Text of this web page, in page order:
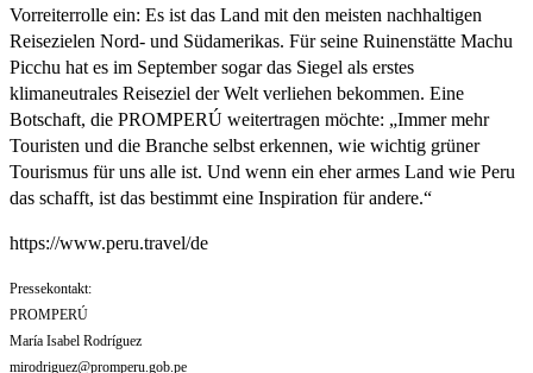
Vorreiterrolle ein: Es ist das Land mit den meisten nachhaltigen
Reisezielen Nord- und Südamerikas. Für seine Ruinenstätte Machu
Picchu hat es im September sogar das Siegel als erstes
klimaneutrales Reiseziel der Welt verliehen bekommen. Eine
Botschaft, die PROMPERÚ weitertragen möchte: „Immer mehr
Touristen und die Branche selbst erkennen, wie wichtig grüner
Tourismus für uns alle ist. Und wenn ein eher armes Land wie Peru
das schafft, ist das bestimmt eine Inspiration für andere.“
https://www.peru.travel/de
Pressekontakt:
PROMPERÚ
María Isabel Rodríguez
mirodriguez@promperu.gob.pe